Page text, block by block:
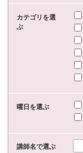
カテゴリを選
ぶ
曜日を選ぶ
講師名で選ぶ